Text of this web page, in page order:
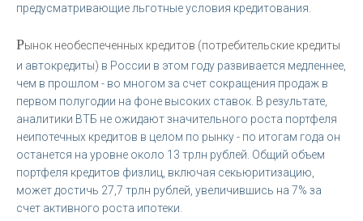
предусматривающие льготные условия кредитования.
Рынок необеспеченных кредитов (потребительские кредиты
и автокредиты) в России в этом году развивается медленнее,
чем в прошлом - во многом за счет сокращения продаж в
первом полугодии на фоне высоких ставок. В результате,
аналитики ВТБ не ожидают значительного роста портфеля
неипотечных кредитов в целом по рынку - по итогам года он
останется на уровне около 13 трлн рублей. Общий объем
портфеля кредитов физлиц, включая секьюритизацию,
может достичь 27,7 трлн рублей, увеличившись на 7% за
счет активного роста ипотеки.